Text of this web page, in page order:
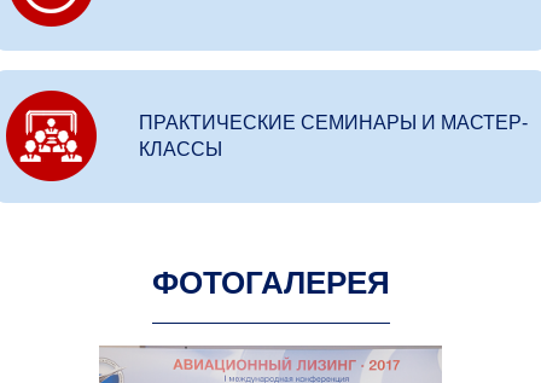
ПРАКТИЧЕСКИЕ СЕМИНАРЫ И МАСТЕР-
КЛАССЫ
ФОТОГАЛЕРЕЯ